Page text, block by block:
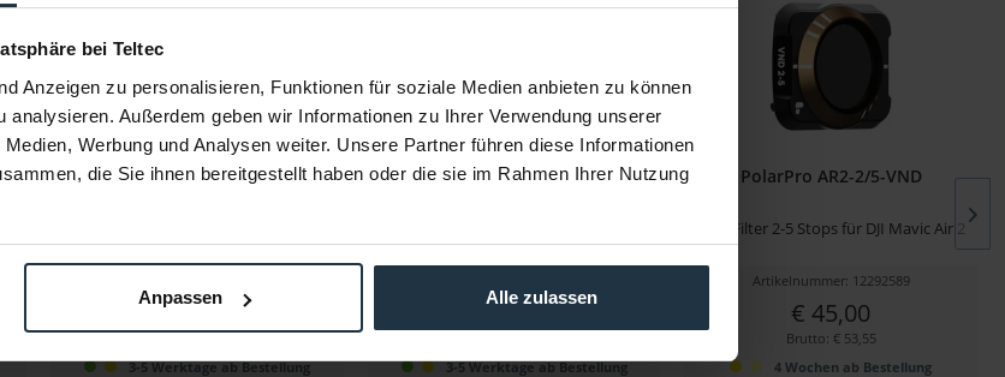
bei Teltec
Anzeigen zu personalisieren, Funktionen für soziale Medien anbieten zu können
analysieren. Außerdem geben wir Informationen zu Ihrer Verwendung unserer
Werbung und Analysen weiter. Unsere Partner führen diese Informationen
die Sie ihnen bereitgestellt haben oder die sie im Rahmen Ihrer Nutzung
Anpassen Alle zulassen
PolarPro Variable ND 2-5 Filter 82
€ 302,48
Brutto: € 359,95
3-5 Werktage ab Bestellung
PolarPro 82-ND16/PL
€ 100,00
3-5 Werktage ab Bestellung
PolarPro AR2-2/5-VND
VND Filter 2-5 Stops für DJI Mavic Air 2
Artikelnummer: 12292589
€ 45,00
Brutto: € 53,55
4 Wochen ab Bestellung